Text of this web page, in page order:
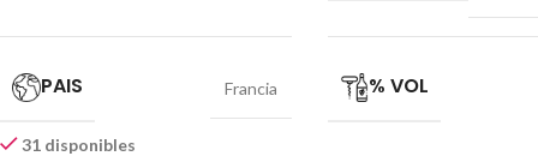
PAIS Francia % VOL
31 disponibles